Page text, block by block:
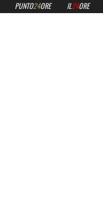
PUNTO24ORE IL24ORE